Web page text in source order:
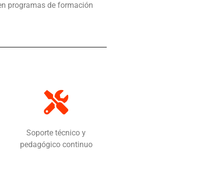
programas de formación
Soporte técnico y
pedagógico continuo